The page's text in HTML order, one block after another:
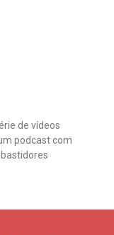
de vídeos
podcast com